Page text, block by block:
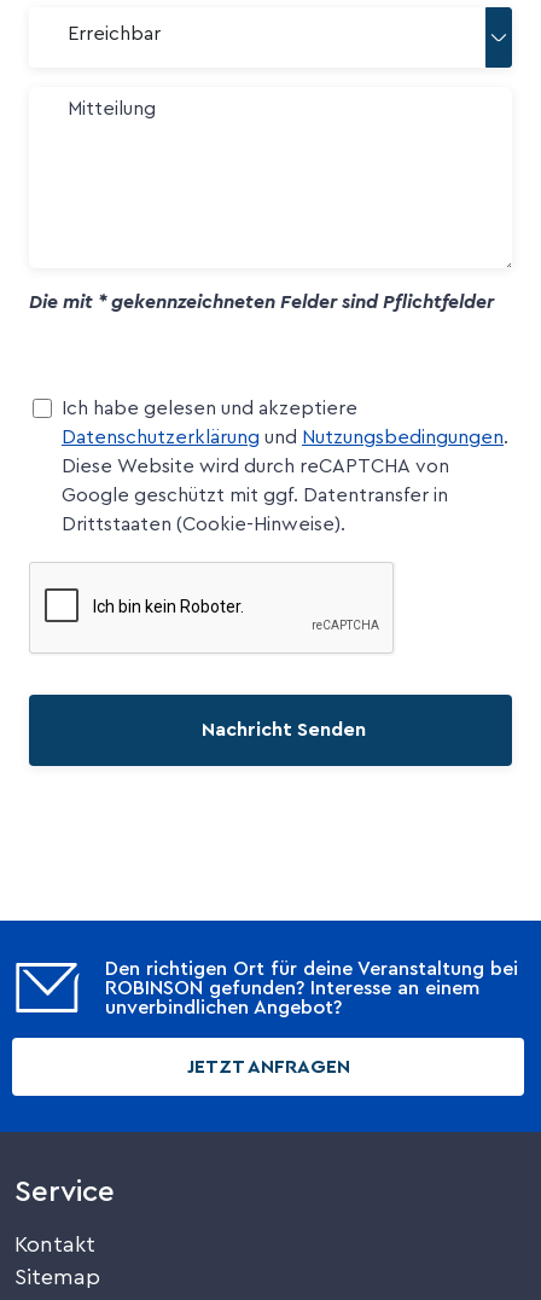
Erreichbar
Die mit * gekennzeichneten Felder sind Pflichtfelder
Ich habe gelesen und akzeptiere
Datenschutzerklärung und Nutzungsbedingungen.
Diese Website wird durch reCAPTCHA von
Google geschützt mit ggf. Datentransfer in
Drittstaaten (Cookie-Hinweise).
Den richtigen Ort für deine Veranstaltung bei
ROBINSON gefunden? Interesse an einem
unverbindlichen Angebot?
JETZT ANFRAGEN
Service
Kontakt
Sitemap